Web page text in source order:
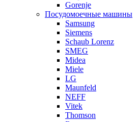
Gorenje
Посудомоечные машины
Samsung
Siemens
Schaub Lorenz
SMEG
Midea
Miele
LG
Maunfeld
NEFF
Vitek
Thomson